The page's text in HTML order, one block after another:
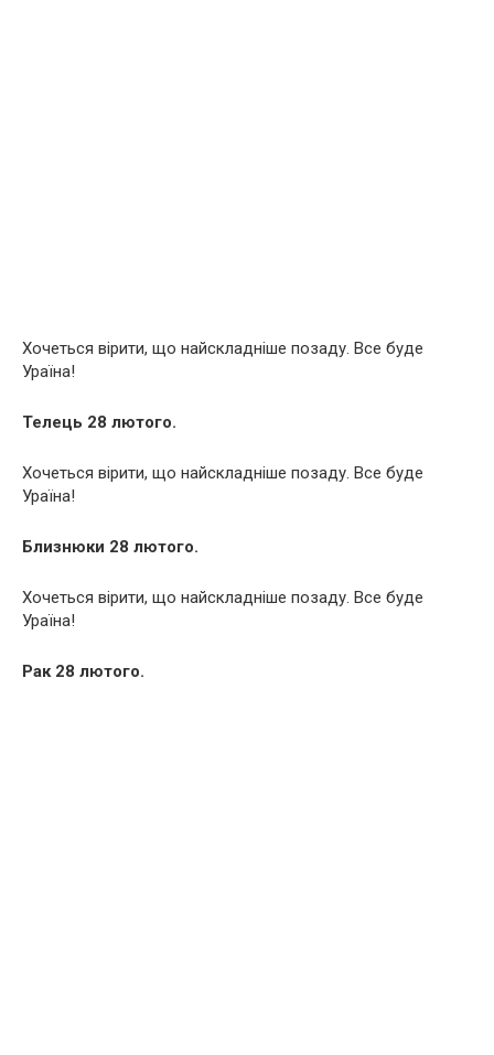
Хочеться вірити, що найскладніше позаду. Все буде
Ураїна!
Телець 28 лютого.
Хочеться вірити, що найскладніше позаду. Все буде
Ураїна!
Близнюки 28 лютого.
Хочеться вірити, що найскладніше позаду. Все буде
Ураїна!
Рак 28 лютого.